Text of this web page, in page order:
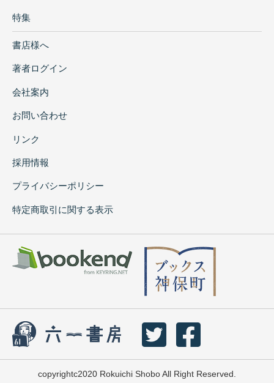
特集
書店様へ
著者ログイン
会社案内
お問い合わせ
リンク
採用情報
プライバシーポリシー
特定商取引に関する表示
copyrightc2020 Rokuichi Shobo All Right Reserved.